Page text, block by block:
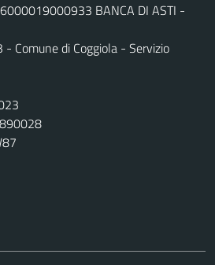
BANCA DI ASTI -
- Comune di Coggiola - Servizio